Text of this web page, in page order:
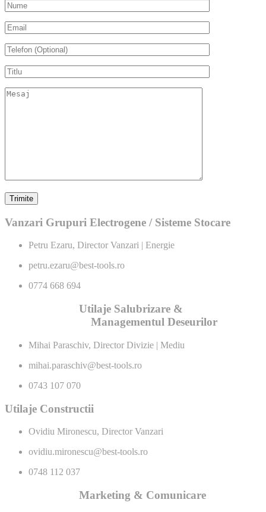
Vanzari Grupuri Electrogene / Sisteme Stocare
Petru Ezaru, Director Vanzari | Energie
petru.ezaru@best-tools.ro
0774 668 694
Utilaje Salubrizare &
Managementul Deseurilor
Mihai Paraschiv, Director Divizie | Mediu
mihai.paraschiv@best-tools.ro
0743 107 070
Utilaje Constructii
Ovidiu Mironescu, Director Vanzari
ovidiu.mironescu@best-tools.ro
0748 112 037
Marketing & Comunicare